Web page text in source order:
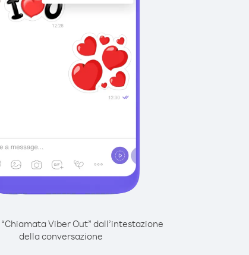
Viber Out” dall’intestazione
della conversazione